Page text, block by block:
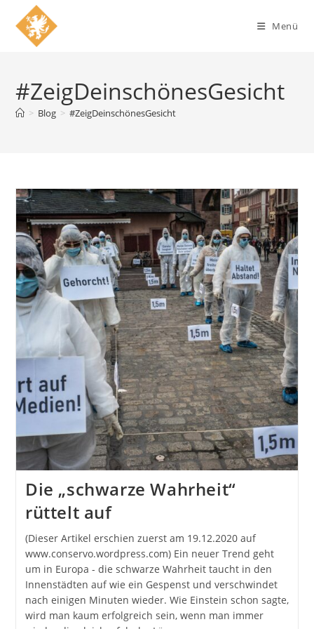
Inhalt
springen
Menü
#ZeigDeinschönesGesicht
> Blog > #ZeigDeinschönesGesicht
Die „schwarze Wahrheit“
rüttelt auf
(Dieser Artikel erschien zuerst am 19.12.2020 auf
www.conservo.wordpress.com) Ein neuer Trend geht
um in Europa - die schwarze Wahrheit taucht in den
Innenstädten auf wie ein Gespenst und verschwindet
nach einigen Minuten wieder. Wie Einstein schon sagte,
wird man kaum erfolgreich sein, wenn man immer